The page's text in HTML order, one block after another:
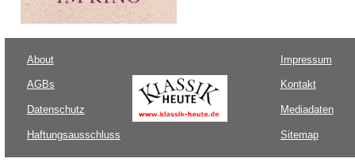
About
AGBs
Datenschutz
Haftungsausschluss
Impressum
Kontakt
Mediadaten
Sitemap